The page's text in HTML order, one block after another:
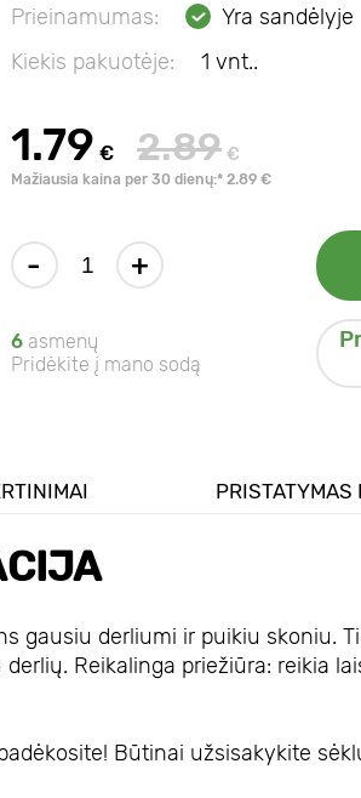
Prieinamumas:
Yra sandėlyje
Kiekis pakuotėje:
1 vnt..
1.79 € 2.89 €
Mažiausia kaina per 30 dienų:* 2.89 €
- +
6 asmenų
Pridėkite į mano sodą
PRISTATYMAS
gausiu derliumi ir puikiu skoniu.
Reikalinga priežiūra: reikia
Būtinai užsisakykite